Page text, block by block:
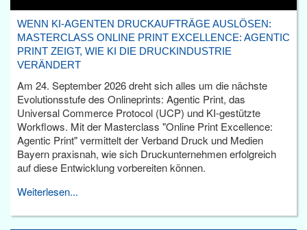
WENN KI-AGENTEN DRUCKAUFTRÄGE AUSLÖSEN:
MASTERCLASS ONLINE PRINT EXCELLENCE: AGENTIC
PRINT ZEIGT, WIE KI DIE DRUCKINDUSTRIE
VERÄNDERT
Am 24. September 2026 dreht sich alles um die nächste
Evolutionsstufe des Onlineprints: Agentic Print, das
Universal Commerce Protocol (UCP) und KI-gestützte
Workflows. Mit der Masterclass "Online Print Excellence:
Agentic Print" vermittelt der Verband Druck und Medien
Bayern praxisnah, wie sich Druckunternehmen erfolgreich
auf diese Entwicklung vorbereiten können.
Weiterlesen...